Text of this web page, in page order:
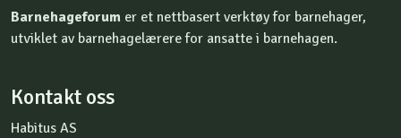
Barnehageforum er et nettbasert verktøy for barnehager,
utviklet av barnehagelærere for ansatte i barnehagen.
Kontakt oss
Habitus AS